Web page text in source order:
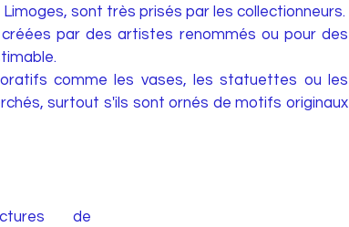
sont très prisés par les collectionneurs.
créées par des artistes renommés ou pour des
comme les vases, les statuettes ou les
surtout s'ils sont ornés de motifs originaux
de